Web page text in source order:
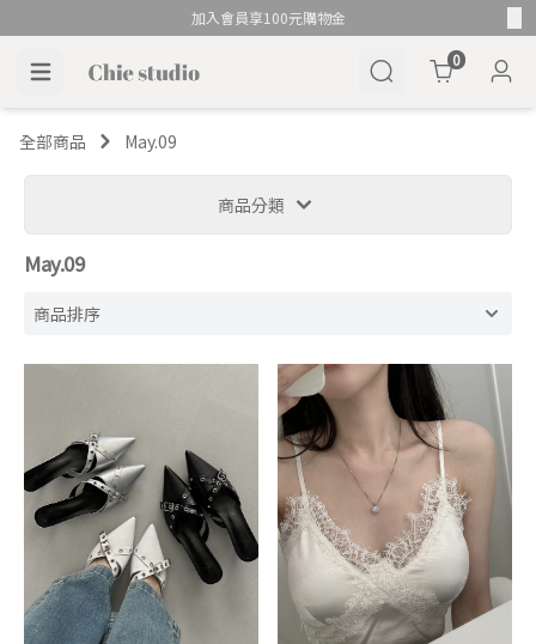
加入會員享100元購物金
Cart0
全部商品 May.09
商品分類
May.09